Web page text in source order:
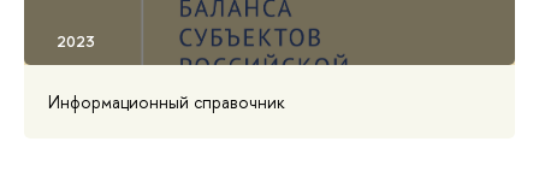
Информационный справочник